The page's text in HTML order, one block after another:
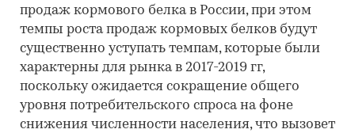
продаж кормового белка в России, при этом
темпы роста продаж кормовых белков будут
существенно уступать темпам, которые были
характерны для рынка в 2017-2019 гг,
поскольку ожидается сокращение общего
уровня потребительского спроса на фоне
снижения численности населения, что вызовет